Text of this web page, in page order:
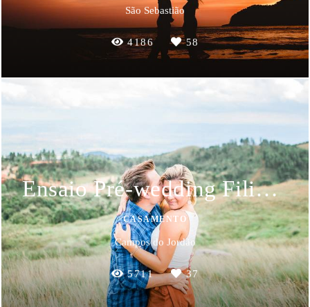
São Sebastião
4186 58
Ensaio Pré-wedding Filipe & Letícia
CASAMENTO
Campos do Jordão
5711 37